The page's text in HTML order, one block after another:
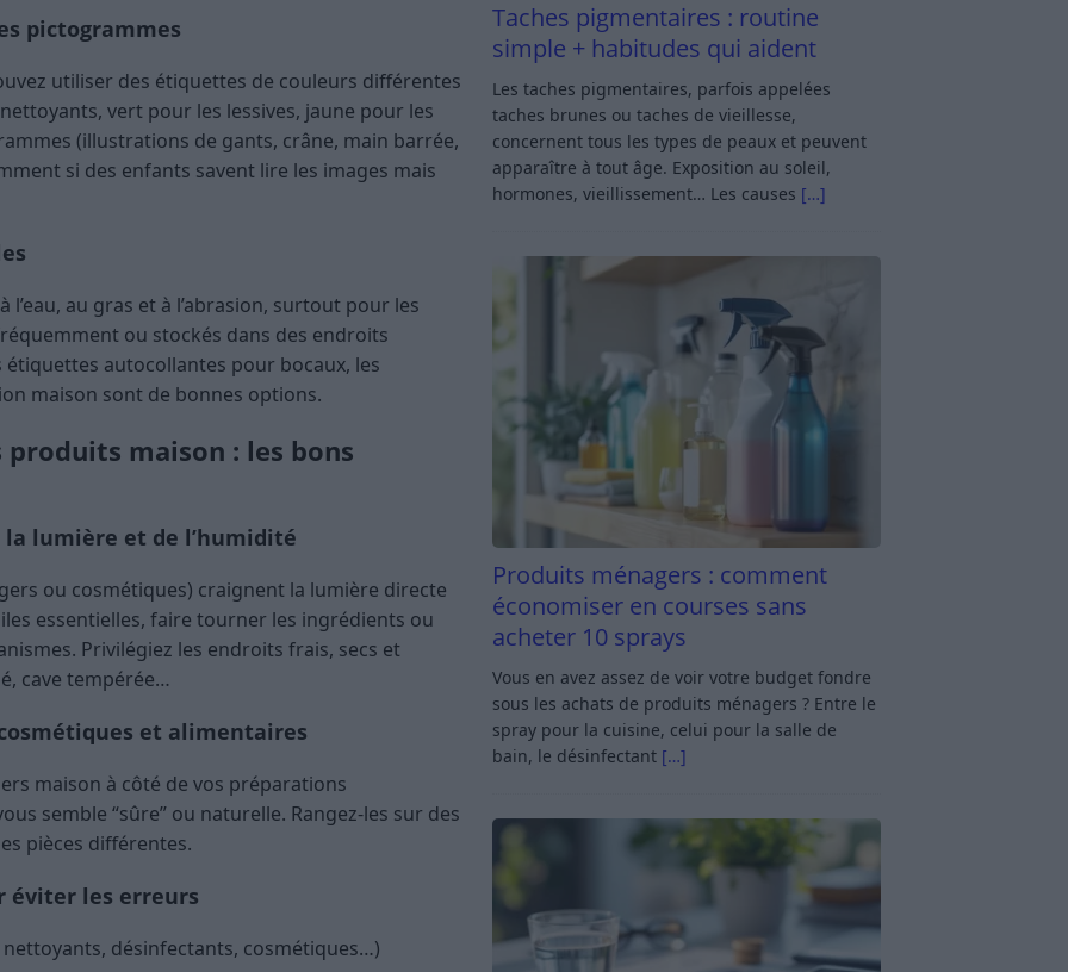
pictogrammes
utiliser des étiquettes de couleurs différentes
vert pour les lessives, jaune pour les
(illustrations de gants, crâne, main barrée,
si des enfants savent lire les images mais
au gras et à l’abrasion, surtout pour les
ou stockés dans des endroits
étiquettes autocollantes pour bocaux, les
maison sont de bonnes options.
maison : les bons
la lumière et de l’humidité
ou cosmétiques) craignent la lumière directe
essentielles, faire tourner les ingrédients ou
Privilégiez les endroits frais, secs et
cave tempérée…
et alimentaires
maison à côté de vos préparations
semble “sûre” ou naturelle. Rangez-les sur des
pièces différentes.
éviter les erreurs
nettoyants, désinfectants, cosmétiques…)
Taches pigmentaires : routine
simple + habitudes qui aident
Les taches pigmentaires, parfois appelées
taches brunes ou taches de vieillesse,
concernent tous les types de peaux et peuvent
apparaître à tout âge. Exposition au soleil,
hormones, vieillissement… Les causes […]
Produits ménagers : comment
économiser en courses sans
acheter 10 sprays
Vous en avez assez de voir votre budget fondre
sous les achats de produits ménagers ? Entre le
spray pour la cuisine, celui pour la salle de
bain, le désinfectant […]